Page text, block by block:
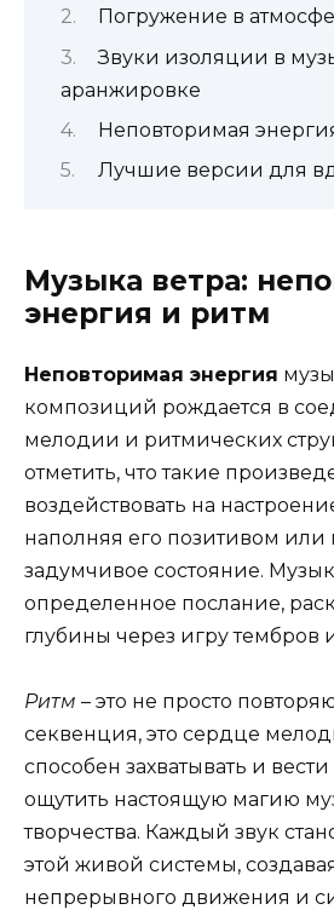
Погружение в
Звуки изоляции в
аранжировке
Неповторимая
Лучшие версии для
Музыка ветра:
энергия и ритм
Неповторимая энергия
композиций рождается в
мелодии и ритмических
отметить, что такие
воздействовать на
наполняя его позитивом или
задумчивое состояние.
определенное послание,
глубины через игру тембров
Ритм – это не просто
секвенция, это сердце
способен захватывать и
ощутить настоящую магию
творчества. Каждый звук
этой живой системы,
непрерывного движения и